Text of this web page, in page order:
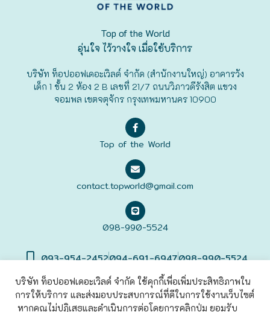
Top of the World
อุ่นใจ ไว้วางใจ เมื่อใช้บริการ
บริษัท ท็อปออฟเดอะเวิลด์ จำกัด (สำนักงานใหญ่) อาคารวัง
เด็ก 1 ชั้น 2 ห้อง 2 B เลขที่ 21/7 ถนนวิภาวดีรังสิต แขวง
จอมพล เขตจตุจักร กรุงเทพมหานคร 10900
Top of the World
contact.topworld@gmail.com
098-990-5524
093-954-2452094-691-6947098-990-5524
©2022 Top of The World Co., Ltd. All rights Reserved. | เข้าสู่
บริษัท ท็อปออฟเดอะเวิลด์ จำกัด ใช้คุกกี้เพื่อเพิ่มประสิทธิภาพใน
การให้บริการ และส่งมอบประสบการณ์ที่ดีในการใช้งานเว็บไซต์
หากคุณไม่ปฏิเสธและดำเนินการต่อโดยการคลิกปุ่ม ยอมรับ